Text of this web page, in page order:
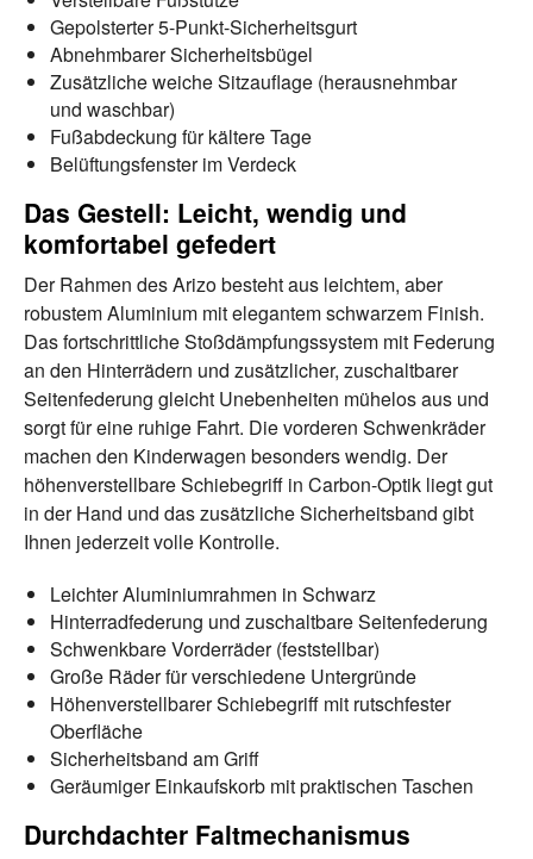
Gepolsterter 5-Punkt-Sicherheitsgurt
Abnehmbarer Sicherheitsbügel
Zusätzliche weiche Sitzauflage (herausnehmbar
und waschbar)
Fußabdeckung für kältere Tage
Belüftungsfenster im Verdeck
Das Gestell: Leicht, wendig und
komfortabel gefedert
Der Rahmen des Arizo besteht aus leichtem, aber
robustem Aluminium mit elegantem schwarzem Finish.
Das fortschrittliche Stoßdämpfungssystem mit Federung
an den Hinterrädern und zusätzlicher, zuschaltbarer
Seitenfederung gleicht Unebenheiten mühelos aus und
sorgt für eine ruhige Fahrt. Die vorderen Schwenkräder
machen den Kinderwagen besonders wendig. Der
höhenverstellbare Schiebegriff in Carbon-Optik liegt gut
in der Hand und das zusätzliche Sicherheitsband gibt
Ihnen jederzeit volle Kontrolle.
Leichter Aluminiumrahmen in Schwarz
Hinterradfederung und zuschaltbare Seitenfederung
Schwenkbare Vorderräder (feststellbar)
Große Räder für verschiedene Untergründe
Höhenverstellbarer Schiebegriff mit rutschfester
Oberfläche
Sicherheitsband am Griff
Geräumiger Einkaufskorb mit praktischen Taschen
Durchdachter Faltmechanismus